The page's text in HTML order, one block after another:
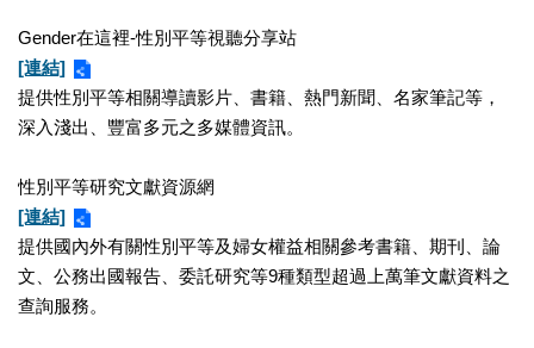
空
間
歷
年
化
節
慶
廉
政
Gender在這裡-性別平等視聽分享站
[連結]
提供性別平等相關導讀影片、書籍、熱門新聞、名家筆記等，
深入淺出、豐富多元之多媒體資訊。
性別平等研究文獻資源網
[連結]
提供國內外有關性別平等及婦女權益相關參考書籍、期刊、論
文、公務出國報告、委託研究等9種類型超過上萬筆文獻資料之
查詢服務。